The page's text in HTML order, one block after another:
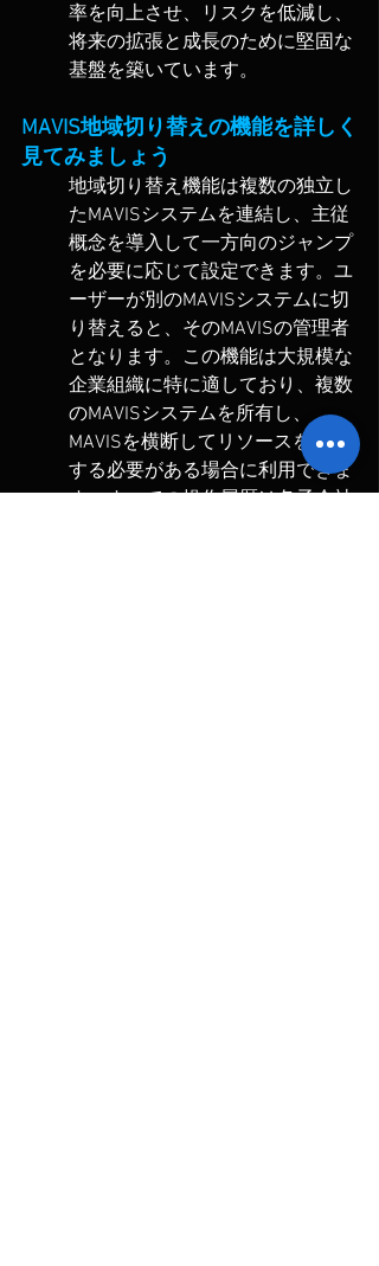
率を向上させ、リスクを低減し、
将来の拡張と成長のために堅固な
基盤を築いています。
MAVIS地域切り替えの機能を詳しく
見てみましょう
地域切り替え機能は複数の独立し
たMAVISシステムを連結し、主従
概念を導入して一方向のジャンプ
を必要に応じて設定できます。ユ
ーザーが別のMAVISシステムに切
り替えると、そのMAVISの管理者
となります。この機能は大規模な
企業組織に特に適しており、複数
のMAVISシステムを所有し、
MAVISを横断してリソースを管理
する必要がある場合に利用できま
す。すべての操作履歴は各子会社